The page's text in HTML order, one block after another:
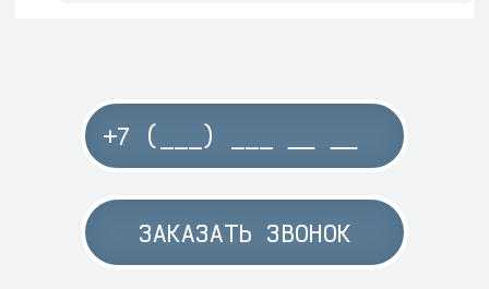
ЗАКАЗАТЬ ЗВОНОК